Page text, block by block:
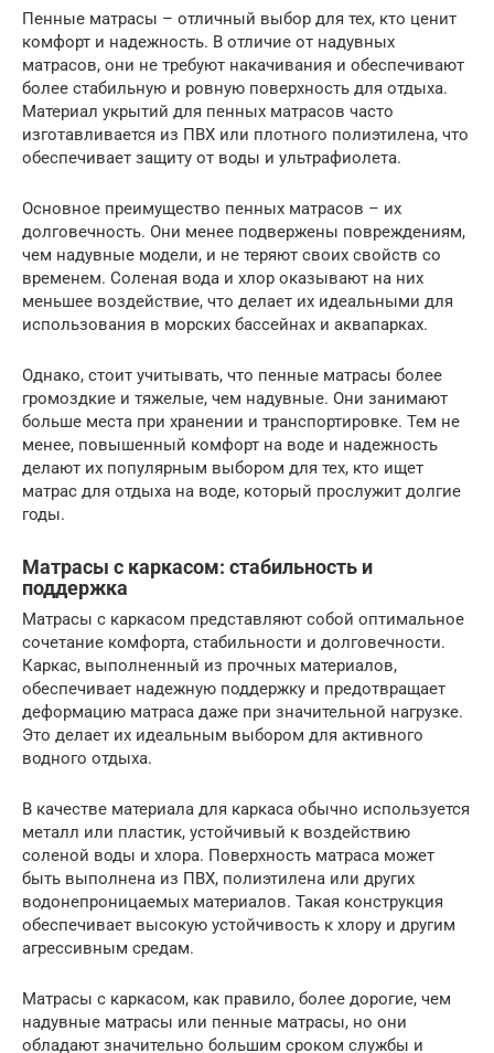
Пенные матрасы – отличный выбор для тех, кто ценит
комфорт и надежность. В отличие от надувных
матрасов, они не требуют накачивания и обеспечивают
более стабильную и ровную поверхность для отдыха.
Материал укрытий для пенных матрасов часто
изготавливается из ПВХ или плотного полиэтилена, что
обеспечивает защиту от воды и ультрафиолета.
Основное преимущество пенных матрасов – их
долговечность. Они менее подвержены повреждениям,
чем надувные модели, и не теряют своих свойств со
временем. Соленая вода и хлор оказывают на них
меньшее воздействие, что делает их идеальными для
использования в морских бассейнах и аквапарках.
Однако, стоит учитывать, что пенные матрасы более
громоздкие и тяжелые, чем надувные. Они занимают
больше места при хранении и транспортировке. Тем не
менее, повышенный комфорт на воде и надежность
делают их популярным выбором для тех, кто ищет
матрас для отдыха на воде, который прослужит долгие
годы.
Матрасы с каркасом: стабильность и
поддержка
Матрасы с каркасом представляют собой оптимальное
сочетание комфорта, стабильности и долговечности.
Каркас, выполненный из прочных материалов,
обеспечивает надежную поддержку и предотвращает
деформацию матраса даже при значительной нагрузке.
Это делает их идеальным выбором для активного
водного отдыха.
В качестве материала для каркаса обычно используется
металл или пластик, устойчивый к воздействию
соленой воды и хлора. Поверхность матраса может
быть выполнена из ПВХ, полиэтилена или других
водонепроницаемых материалов. Такая конструкция
обеспечивает высокую устойчивость к хлору и другим
агрессивным средам.
Матрасы с каркасом, как правило, более дорогие, чем
надувные матрасы или пенные матрасы, но они
обладают значительно большим сроком службы и